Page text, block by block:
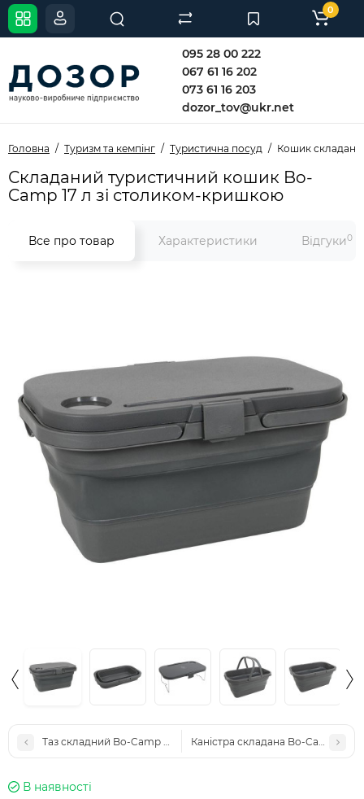
095 28 00 222
067 61 16 202
073 61 16 203
dozor_tov@ukr.net
0
Головна Туризм та кемпінг Туристична посуд Кошик
Складаний туристичний кошик Bo-
Camp 17 л зі столиком-кришкою
Все про товар Характеристики Відгуки0
Таз складний Bo-Camp Washing Bowl Collapsible 7L Grey/Green
Каністра складана Bo-Camp
В наявності